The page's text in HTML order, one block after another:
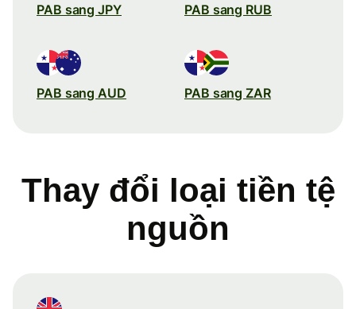
PAB sang JPY PAB sang RUB
PAB sang AUD PAB sang ZAR
Thay đổi loại tiền tệ
nguồn